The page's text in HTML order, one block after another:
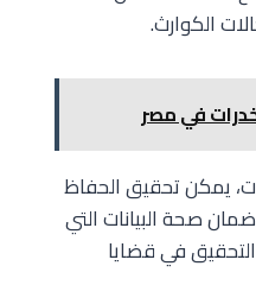
الكوارث.
في مصر
يمكن تحقيق الحفاظ
صحة البيانات التي
في قضايا